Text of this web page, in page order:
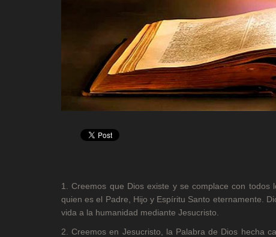
1. Creemos que Dios existe y se complace con
quien es el Padre, Hijo y Espíritu Santo eternamente.
vida a la humanidad mediante Jesucristo.
2. Creemos en Jesucristo, la Palabra de Dios hecha